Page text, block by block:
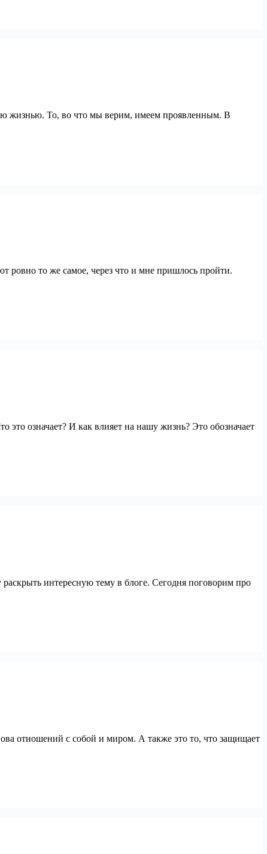
жизнью. То, во что мы верим, имеем проявленным. В
ровно то же самое, через что и мне пришлось пройти.
означает? И как влияет на нашу жизнь? Это обозначает
интересную тему в блоге. Сегодня поговорим про
отношений с собой и миром. А также это то, что защищает